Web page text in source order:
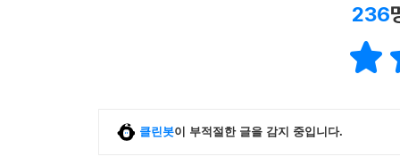
236
클린봇이 부적절한 글을 감지 중입니다.